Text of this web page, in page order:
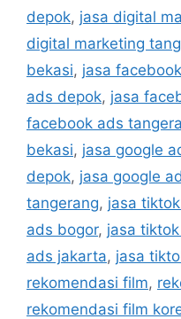
depok, jasa digital
digital marketing
bekasi, jasa
ads depok, jasa
facebook ads
bekasi, jasa google
depok, jasa google
tangerang, jasa
ads bogor, jasa
ads jakarta, jasa
rekomendasi film,
rekomendasi film